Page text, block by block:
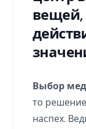
вещей,
Выбор
то
наспех.